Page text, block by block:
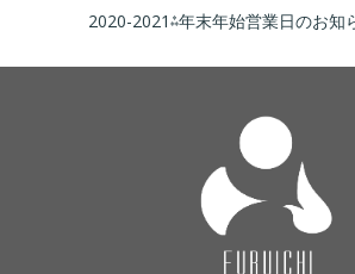
2020-2021⁂年末年始営業日のお知